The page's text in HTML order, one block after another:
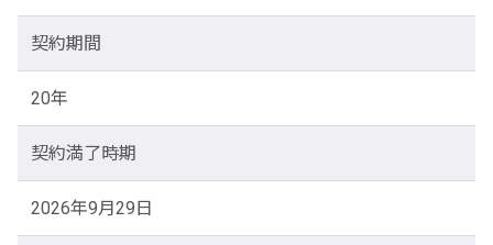
契約期間
20年
契約満了時期
2026年9月29日